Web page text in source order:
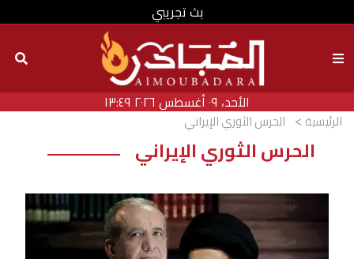
بث تجريبي
الأحد، ٠٩ أغسطس ٢٠٢٦ ١٣:٤٩
الرئيسية الحرس الثوري الإيراني
الحرس الثوري الإيراني